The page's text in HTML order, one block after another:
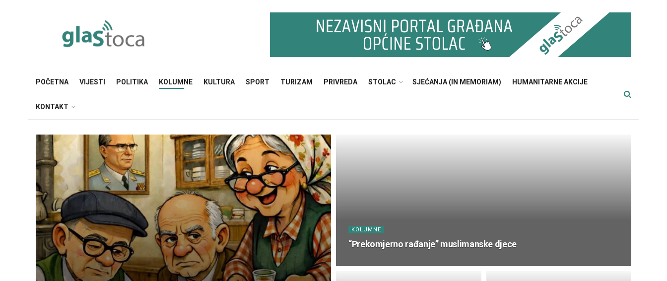
POČETNA VIJESTI POLITIKA KOLUMNE KULTURA SPORT TURIZAM PRIVREDA STOLAC SJEĆANJA (IN MEMORIAM) HUMANITARNE AKCIJE
KONTAKT
KOLUMNE
“Prekomjerno rađanje” muslimanske djece